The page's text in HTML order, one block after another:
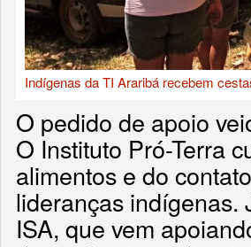
Indígenas da TI Araribá recebem
O pedido de apoio
O Instituto Pró-Terra
alimentos e do
lideranças indígenas.
ISA, que vem